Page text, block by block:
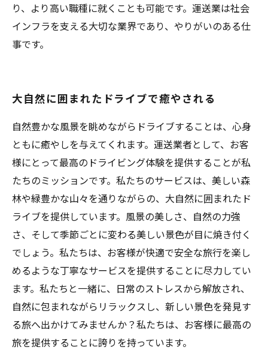
り、より高い職種に就くことも可能です。運送業は社会
インフラを支える大切な業界であり、やりがいのある仕
事です。
大自然に囲まれたドライブで癒やされる
自然豊かな風景を眺めながらドライブすることは、心身
ともに癒やしを与えてくれます。運送業者として、お客
様にとって最高のドライビング体験を提供することが私
たちのミッションです。私たちのサービスは、美しい森
林や緑豊かな山々を通りながらの、大自然に囲まれたド
ライブを提供しています。風景の美しさ、自然の力強
さ、そして季節ごとに変わる美しい景色が目に焼き付く
でしょう。私たちは、お客様が快適で安全な旅行を楽し
めるような丁寧なサービスを提供することに尽力してい
ます。私たちと一緒に、日常のストレスから解放され、
自然に包まれながらリラックスし、新しい景色を発見す
る旅へ出かけてみませんか？私たちは、お客様に最高の
旅を提供することに誇りを持っています。